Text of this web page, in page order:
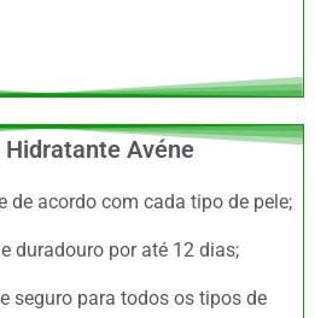
Avéne
de acordo com cada tipo de pele;
duradouro por até 12 dias;
seguro para todos os tipos de